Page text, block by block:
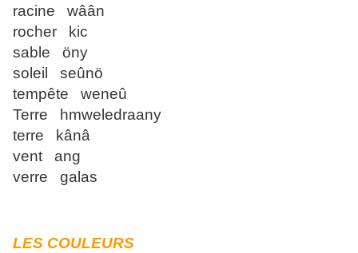
racine wâân
rocher kic
sable öny
soleil seûnö
tempête weneû
Terre hmweledraany
terre kânâ
vent ang
verre galas
LES COULEURS